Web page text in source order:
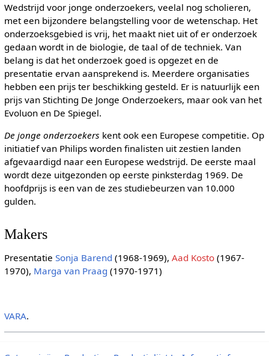
Wedstrijd voor jonge onderzoekers, veelal nog scholieren,
met een bijzondere belangstelling voor de wetenschap. Het
onderzoeksgebied is vrij, het maakt niet uit of er onderzoek
gedaan wordt in de biologie, de taal of de techniek. Van
belang is dat het onderzoek goed is opgezet en de
presentatie ervan aansprekend is. Meerdere organisaties
hebben een prijs ter beschikking gesteld. Er is natuurlijk een
prijs van Stichting De Jonge Onderzoekers, maar ook van het
Evoluon en De Spiegel.
De jonge onderzoekers kent ook een Europese competitie. Op
initiatief van Philips worden finalisten uit zestien landen
afgevaardigd naar een Europese wedstrijd. De eerste maal
wordt deze uitgezonden op eerste pinksterdag 1969. De
hoofdprijs is een van de zes studiebeurzen van 10.000
gulden.
Makers
Presentatie Sonja Barend (1968-1969), Aad Kosto(1967-
1970), Marga van Praag (1970-1971)
VARA.